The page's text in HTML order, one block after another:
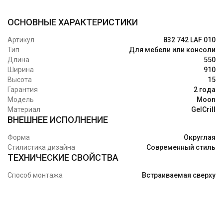
ОСНОВНЫЕ ХАРАКТЕРИСТИКИ
Артикул
832 742 LAF 010
Тип
Для мебели или консоли
Длина
550
Ширина
910
Высота
15
Гарантия
2 года
Модель
Moon
Материал
GelCrill
ВНЕШНЕЕ ИСПОЛНЕНИЕ
Форма
Округлая
Стилистика дизайна
Современный стиль
ТЕХНИЧЕСКИЕ СВОЙСТВА
Способ монтажа Встраиваемая сверху